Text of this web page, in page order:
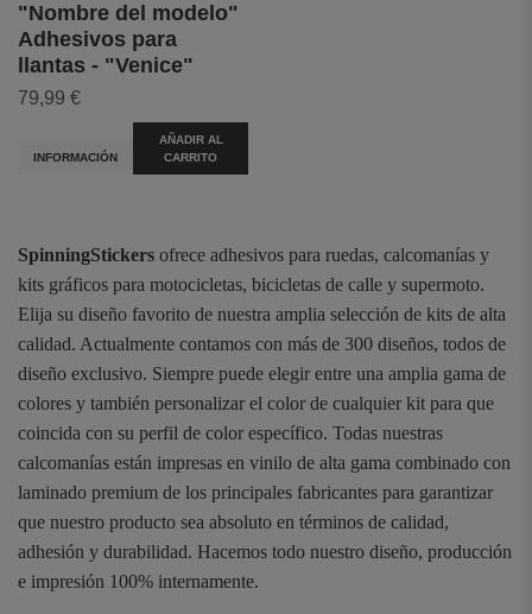
"Nombre del modelo"
Adhesivos para
llantas - "Venice"
79,99 €
INFORMACIÓN
AÑADIR AL
CARRITO
SpinningStickers ofrece adhesivos para ruedas, calcomanías y
kits gráficos para motocicletas, bicicletas de calle y supermoto.
Elija su diseño favorito de nuestra amplia selección de kits de alta
calidad. Actualmente contamos con más de 300 diseños, todos de
diseño exclusivo. Siempre puede elegir entre una amplia gama de
colores y también personalizar el color de cualquier kit para que
coincida con su perfil de color específico. Todas nuestras
calcomanías están impresas en vinilo de alta gama combinado con
laminado premium de los principales fabricantes para garantizar
que nuestro producto sea absoluto en términos de calidad,
adhesión y durabilidad. Hacemos todo nuestro diseño, producción
e impresión 100% internamente.